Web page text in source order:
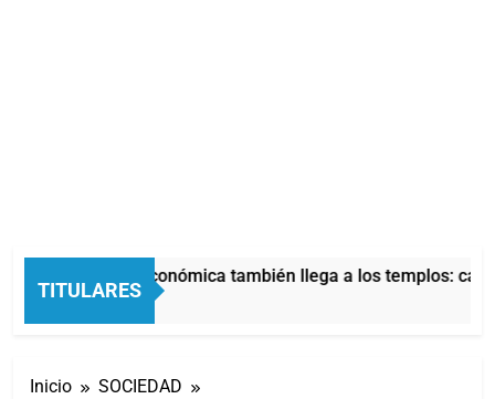
TITULARES
La crisis económica también llega a los templos:
2 Horas Atrás
Inicio
SOCIEDAD